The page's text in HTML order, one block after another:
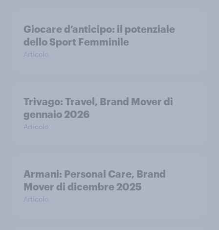
Giocare d’anticipo: il potenziale
dello Sport Femminile
Articolo
Trivago: Travel, Brand Mover di
gennaio 2026
Articolo
Armani: Personal Care, Brand
Mover di dicembre 2025
Articolo